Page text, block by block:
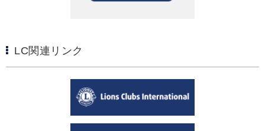
LC関連リンク